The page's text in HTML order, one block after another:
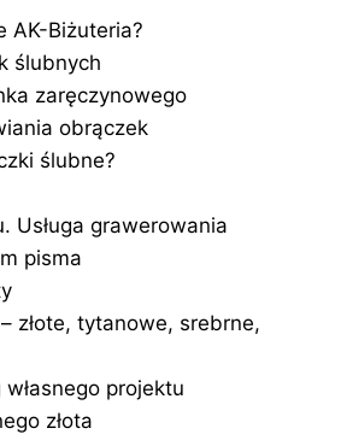
AK-Biżuteria?
ślubnych
zaręczynowego
obrączek
ślubne?
Usługa grawerowania
pisma
złote, tytanowe, srebrne,
projektu
złota